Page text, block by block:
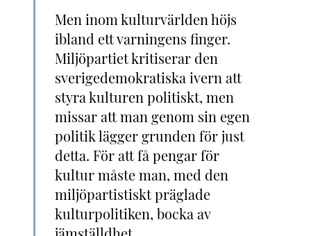
Men inom kulturvärlden höjs
ibland ett varningens finger.
Miljöpartiet kritiserar den
sverigedemokratiska ivern att
styra kulturen politiskt, men
missar att man genom sin egen
politik lägger grunden för just
detta. För att få pengar för
kultur måste man, med den
miljöpartistiskt präglade
kulturpolitiken, bocka av